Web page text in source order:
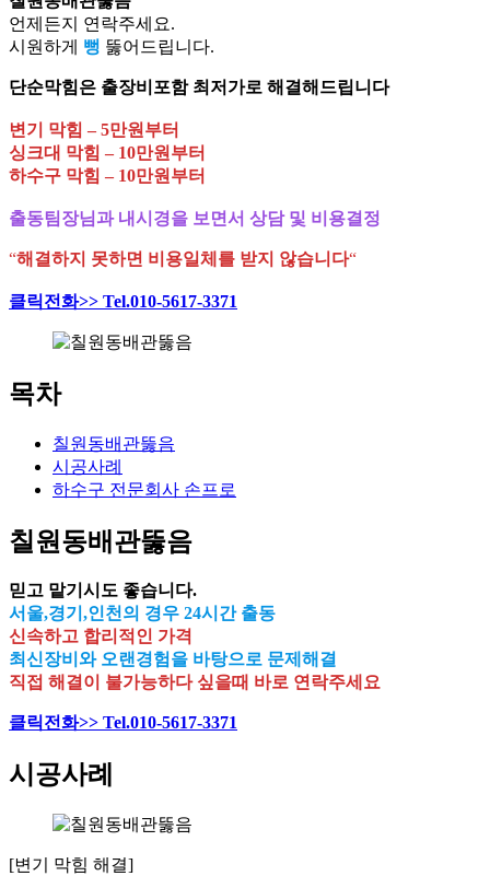
언제든지 연락주세요.
시원하게 뻥 뚫어드립니다.
단순막힘은 출장비포함 최저가로 해결해드립니다
변기 막힘 – 5만원부터
싱크대 막힘 – 10만원부터
하수구 막힘 – 10만원부터
출동팀장님과 내시경을 보면서 상담 및 비용결정
“해결하지 못하면 비용일체를 받지 않습니다“
클릭전화>> Tel.010-5617-3371
목차
칠원동배관뚫음
시공사례
하수구 전문회사 손프로
칠원동배관뚫음
믿고 맡기시도 좋습니다.
서울,경기,인천의 경우 24시간 출동
신속하고 합리적인 가격
최신장비와 오랜경험을 바탕으로 문제해결
직접 해결이 불가능하다 싶을때 바로 연락주세요
클릭전화>> Tel.010-5617-3371
시공사례
[변기 막힘 해결]